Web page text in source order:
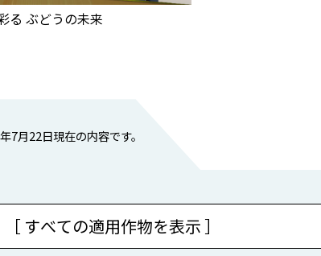
る ぶどうの未来
7月22日現在の内容です。